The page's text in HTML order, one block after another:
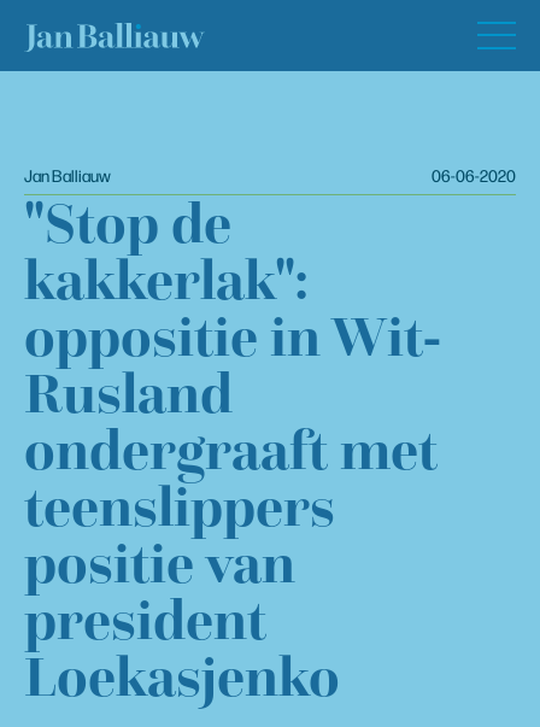
Jan Balliauw 06-06-2020
"Stop de
kakkerlak":
oppositie in Wit-
Rusland
ondergraaft met
teenslippers
positie van
president
Loekasjenko